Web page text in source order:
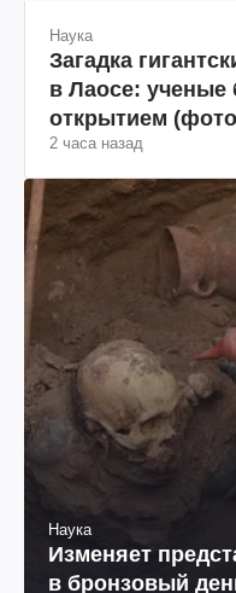
Наука
Загадка
в Лаосе:
открытием
2 часа назад
Наука
Изменяет
в бронзовый